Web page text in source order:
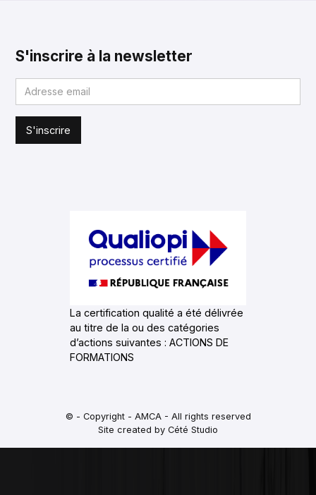
S'inscrire à la newsletter
La certification qualité a été délivrée
au titre de la ou des catégories
d’actions suivantes : ACTIONS DE
FORMATIONS
© - Copyright - AMCA - All rights reserved
Site created by Cété Studio